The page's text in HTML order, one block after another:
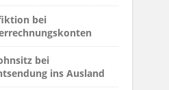
bei
bei
ins Ausland